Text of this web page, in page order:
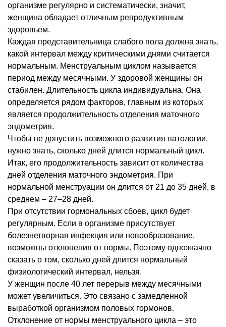
организме регулярно и систематически, значит,
женщина обладает отличным репродуктивным
здоровьем.
Каждая представительница слабого пола должна знать,
какой интервал между критическими днями считается
нормальным. Менструальным циклом называется
период между месячными. У здоровой женщины он
стабилен. Длительность цикла индивидуальна. Она
определяется рядом факторов, главным из которых
является продолжительность отделения маточного
эндометрия.
Чтобы не допустить возможного развития патологии,
нужно знать, сколько дней длится нормальный цикл.
Итак, его продолжительность зависит от количества
дней отделения маточного эндометрия. При
нормальной менструации он длится от 21 до 35 дней, в
среднем – 27–28 дней.
При отсутствии гормональных сбоев, цикл будет
регулярным. Если в организме присутствует
болезнетворная инфекция или новообразование,
возможны отклонения от нормы. Поэтому однозначно
сказать о том, сколько дней длится нормальный
физиологический интервал, нельзя.
У женщин после 40 лет перерыв между месячными
может увеличиться. Это связано с замедленной
выработкой организмом половых гормонов.
Отклонение от нормы менструального цикла – это